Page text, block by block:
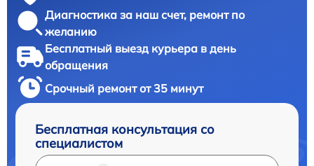
Диагностика за наш счет, ремонт по
желанию
Бесплатный выезд курьера в день
обращения
Срочный ремонт от 35 минут
Бесплатная консультация со
специалистом